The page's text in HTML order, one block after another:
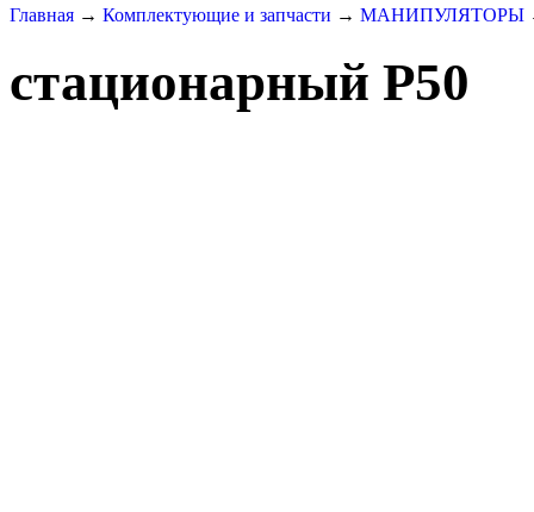
Главная → Комплектующие и запчасти → МАНИПУЛЯТОРЫ
стационарный Р50